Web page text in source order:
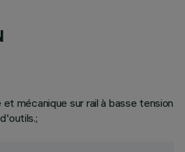
mécanique sur rail à basse tension